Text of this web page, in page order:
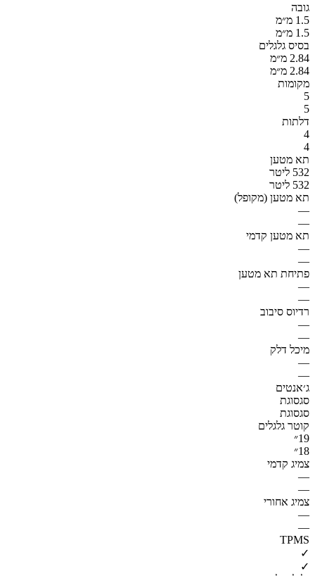
גובה
1.5 מ״מ
1.5 מ״מ
בסיס גלגלים
2.84 מ״מ
2.84 מ״מ
מקומות
5
5
דלתות
4
4
תא מטען
532 ליטר
532 ליטר
תא מטען (מקופל)
—
—
תא מטען קדמי
—
—
פתיחת תא מטען
—
—
רדיוס סיבוב
—
—
מיכל דלק
—
—
ג׳אנטים
סגסוגת
סגסוגת
קוטר גלגלים
19״
18״
צמיג קדמי
—
—
צמיג אחורי
—
—
TPMS
✓
✓